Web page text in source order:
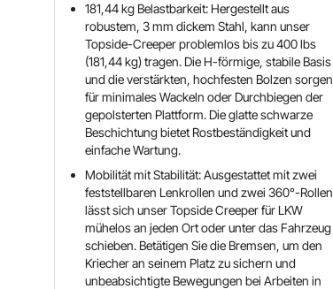
181,44 kg Belastbarkeit: Hergestellt aus
robustem, 3 mm dickem Stahl, kann unser
Topside-Creeper problemlos bis zu 400 lbs
(181,44 kg) tragen. Die H-förmige, stabile Basis
und die verstärkten, hochfesten Bolzen sorgen
für minimales Wackeln oder Durchbiegen der
gepolsterten Plattform. Die glatte schwarze
Beschichtung bietet Rostbeständigkeit und
einfache Wartung.
Mobilität mit Stabilität: Ausgestattet mit zwei
feststellbaren Lenkrollen und zwei 360°-Rollen
lässt sich unser Topside Creeper für LKW
mühelos an jeden Ort oder unter das Fahrzeug
schieben. Betätigen Sie die Bremsen, um den
Kriecher an seinem Platz zu sichern und
unbeabsichtigte Bewegungen bei Arbeiten in